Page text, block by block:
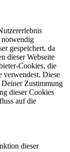
notwendig
gespeichert, da
dieser Webseite
Cookies, die
verwendest. Diese
Zustimmung
dieser Cookies
auf die
dieser